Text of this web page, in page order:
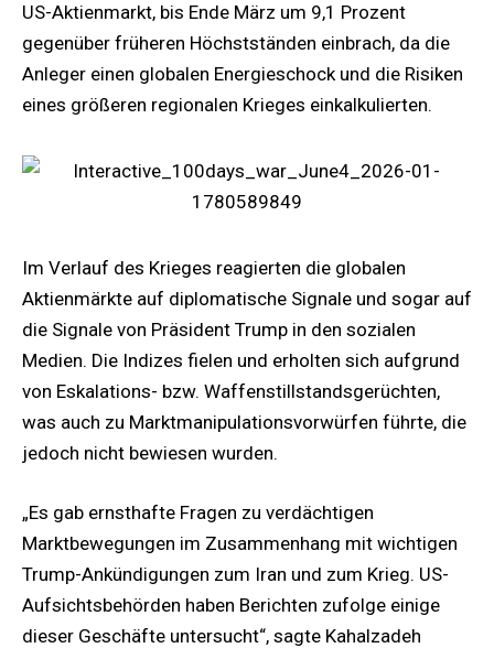
US-Aktienmarkt, bis Ende März um 9,1 Prozent
gegenüber früheren Höchstständen einbrach, da die
Anleger einen globalen Energieschock und die Risiken
eines größeren regionalen Krieges einkalkulierten.
Im Verlauf des Krieges reagierten die globalen
Aktienmärkte auf diplomatische Signale und sogar auf
die Signale von Präsident Trump in den sozialen
Medien. Die Indizes fielen und erholten sich aufgrund
von Eskalations- bzw. Waffenstillstandsgerüchten,
was auch zu Marktmanipulationsvorwürfen führte, die
jedoch nicht bewiesen wurden.
„Es gab ernsthafte Fragen zu verdächtigen
Marktbewegungen im Zusammenhang mit wichtigen
Trump-Ankündigungen zum Iran und zum Krieg. US-
Aufsichtsbehörden haben Berichten zufolge einige
dieser Geschäfte untersucht“, sagte Kahalzadeh